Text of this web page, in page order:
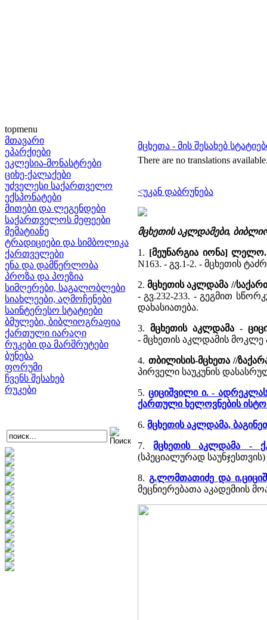
topmenu
მთავარი
ეპარქიები
ეკლესია-მონასტრები
ციხე-ქალაქები
უძველესი საქართველო
ექსპონატები
მითები და ლეგენდები
საქართველოს მეფეები
მემატიანე
ტრადიციები და სიმბოლიკა
ქართველები
ენა და დამწერლობა
პროზა და პოეზია
სიმღერები, საგალობლები
სიახლეები, აღმოჩენები
საინტერესო სტატიები
ბმულები, ბიბლიოგრაფია
ქართული იარაღი
რუკები და მარშრუტები
ბუნება
ფორუმი
ჩვენს შესახებ
რუკები
მცხეთა - მის შესახებ
There are no translations
<უკან დაბრუნება
მცხეთის აკლდამები,
1. [მეუნარგია იონა]
N163. - გვ.1-2. - მცხეთის
2.მცხეთის აკლდამა //
- გვ.232-233. - გეგმით
დახასიათება.
3. მცხეთის აკლდამა -
- მცხეთის აკლდამის
4. თბილისის-მცხეთა //
პირველი საუკუნის
5. ციციშვილი ი. -
ქართული ხელოვნების
6. მცხეთის აკლდამა,
7.მცხეთის აკლდამა -
(სპეციალურად საუნჯესთვის)
8. გ.ლომთათიძე და
მეცნიერებათა აკადემიის